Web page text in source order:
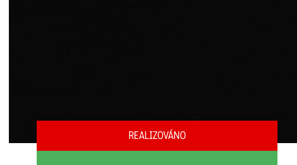
REALIZOVÁNO